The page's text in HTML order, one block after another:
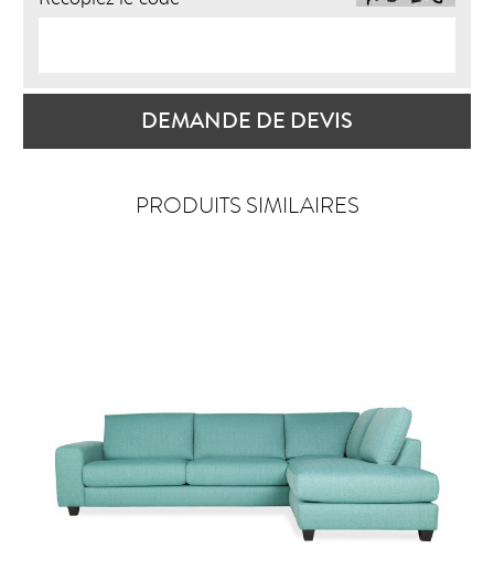
DEMANDE DE DEVIS
PRODUITS SIMILAIRES